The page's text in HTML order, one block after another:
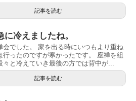
記事を読む
に冷えましたね。
会でした。 家を出る時にいつもより重ね
行ったのですが寒かったです。 座禅を組
々と冷えていき最後の方では背中が...
記事を読む